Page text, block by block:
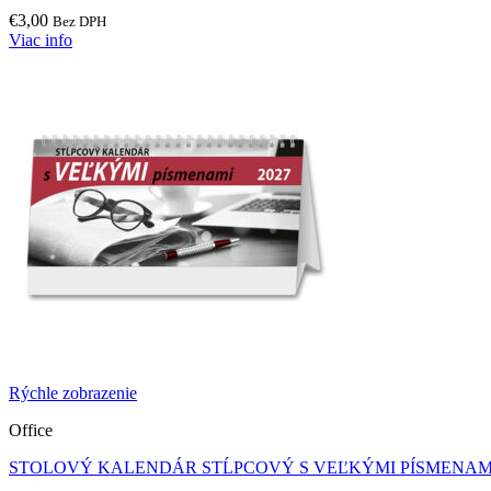
€3,00 Bez DPH
Viac info
Rýchle zobrazenie
Office
STOLOVÝ KALENDÁR STĹPCOVÝ S VEĽKÝMI